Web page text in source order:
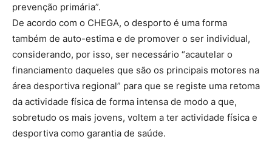
prevenção primária”.
De acordo com o CHEGA, o desporto é uma forma
também de auto-estima e de promover o ser individual,
considerando, por isso, ser necessário “acautelar o
financiamento daqueles que são os principais motores na
área desportiva regional” para que se registe uma retoma
da actividade física de forma intensa de modo a que,
sobretudo os mais jovens, voltem a ter actividade física e
desportiva como garantia de saúde.